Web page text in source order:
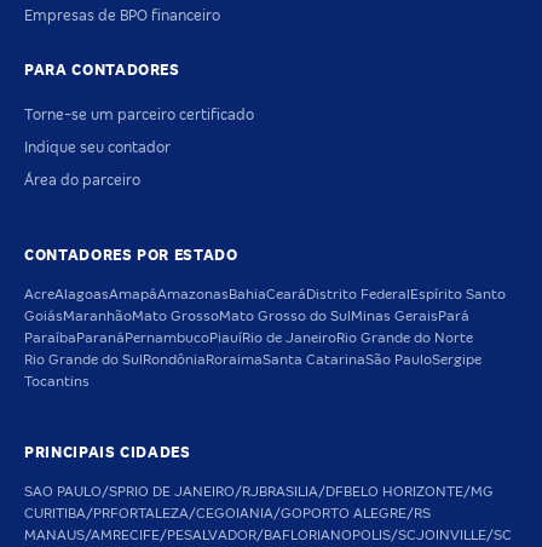
Empresas de BPO financeiro
PARA CONTADORES
Torne-se um parceiro certificado
Indique seu contador
Área do parceiro
CONTADORES POR ESTADO
AcreAlagoasAmapáAmazonas BahiaCeará Distrito Federal Espírito Santo
GoiásMaranhãoMato GrossoMato Grosso do Sul Minas Gerais Pará
Paraíba Paraná PernambucoPiauíRio de JaneiroRio Grande do Norte
Rio Grande do Sul Rondônia RoraimaSanta CatarinaSão PauloSergipe
Tocantins
PRINCIPAIS CIDADES
SAO PAULO/SPRIO DE JANEIRO/RJBRASILIA/DFBELO HORIZONTE/MG
CURITIBA/PRFORTALEZA/CEGOIANIA/GOPORTO ALEGRE/RS
MANAUS/AMRECIFE/PESALVADOR/BAFLORIANOPOLIS/SCJOINVILLE/SC